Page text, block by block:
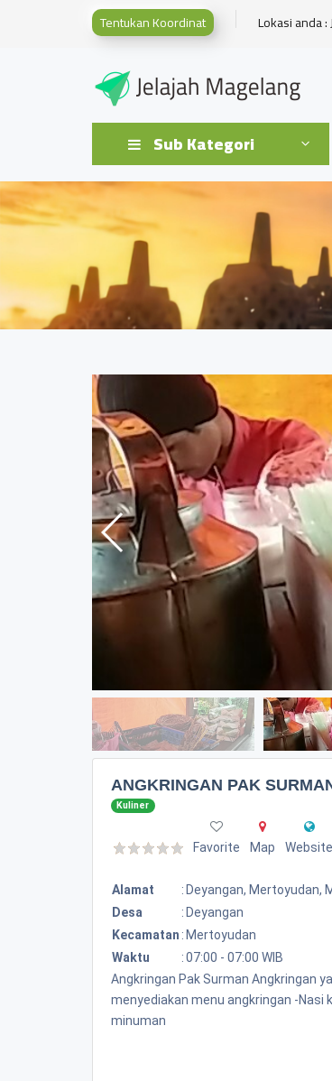
Tentukan Koordinat Lokasi anda
Sub Kategori
ANGKRINGAN PAK
Kuliner
Favorite Map Website
Alamat : Deyangan, Mertoyudan,
Desa
: Deyangan
Kecamatan : Mertoyudan
Waktu
:07:00 - 07:00 WIB
Angkringan Pak Surman Angkringan
menyediakan menu angkringan -Nasi
minuman